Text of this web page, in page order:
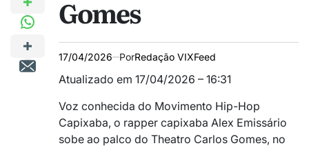
Gomes
17/04/2026 PorRedação VIXFeed
Atualizado em 17/04/2026 – 16:31
Voz conhecida do Movimento Hip-Hop
Capixaba, o rapper capixaba Alex Emissário
sobe ao palco do Theatro Carlos Gomes, no